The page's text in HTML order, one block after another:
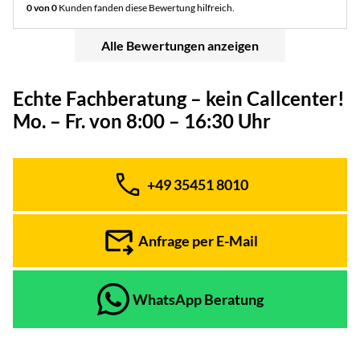
0 von 0 Kunden fanden diese Bewertung hilfreich.
Alle Bewertungen anzeigen
Echte Fachberatung – kein Callcenter!
Mo. – Fr. von 8:00 – 16:30 Uhr
Telefon:
+49 35451 8010
Anfrage per E-Mail
WhatsApp Beratung